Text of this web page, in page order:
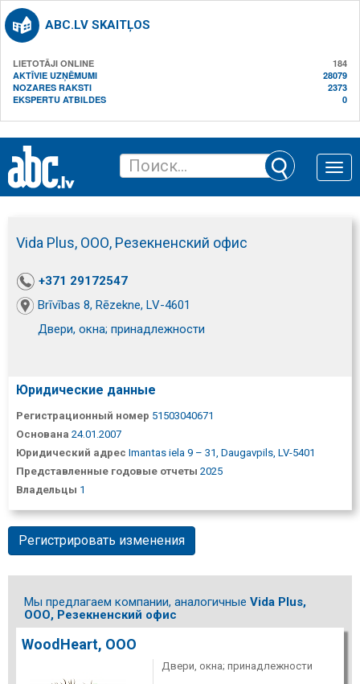
ABC.LV SKAITĻOS
LIETOTĀJI ONLINE
184
AKTĪVIE UZŅĒMUMI
28079
NOZARES RAKSTI
2373
EKSPERTU ATBILDES
0
Toggle
Vida Plus, ООО, Резекненский офис
+371 29172547
Brīvības 8, Rēzekne, LV-4601
Двери, окна; принадлежности
Юридические данные
Регистрационный номер 51503040671
Основана 24.01.2007
Юридический адрес Imantas iela 9 – 31, Daugavpils, LV-5401
Представленные годовые отчеты 2025
Владельцы 1
Регистрировать изменения
Мы предлагаем компании, аналогичные Vida Plus,
ООО, Резекненский офис
WoodHeart, ООО
Двери, окна; принадлежности